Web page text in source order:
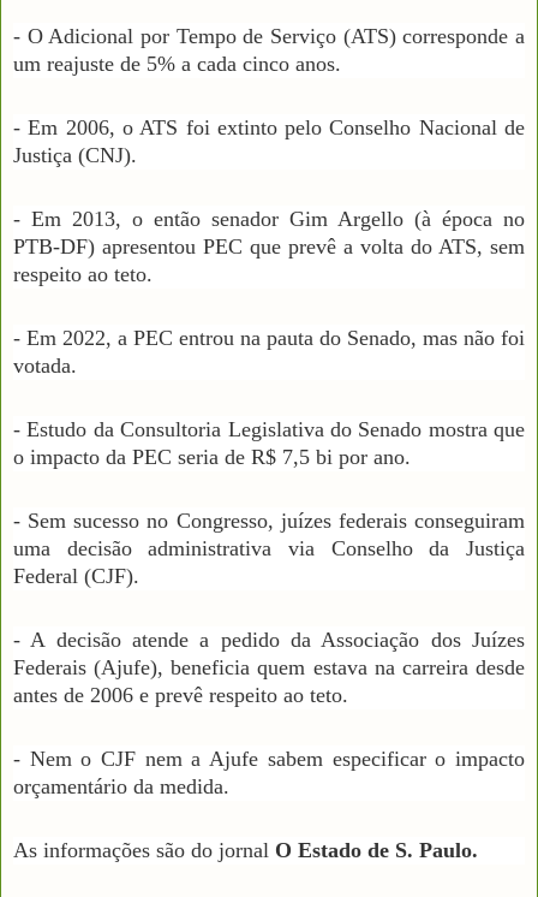
- O Adicional por Tempo de Serviço (ATS) corresponde a
um reajuste de 5% a cada cinco anos.
- Em 2006, o ATS foi extinto pelo Conselho Nacional de
Justiça (CNJ).
- Em 2013, o então senador Gim Argello (à época no
PTB-DF) apresentou PEC que prevê a volta do ATS, sem
respeito ao teto.
- Em 2022, a PEC entrou na pauta do Senado, mas não foi
votada.
- Estudo da Consultoria Legislativa do Senado mostra que
o impacto da PEC seria de R$ 7,5 bi por ano.
- Sem sucesso no Congresso, juízes federais conseguiram
uma decisão administrativa via Conselho da Justiça
Federal (CJF).
- A decisão atende a pedido da Associação dos Juízes
Federais (Ajufe), beneficia quem estava na carreira desde
antes de 2006 e prevê respeito ao teto.
- Nem o CJF nem a Ajufe sabem especificar o impacto
orçamentário da medida.
As informações são do jornal O Estado de S. Paulo.